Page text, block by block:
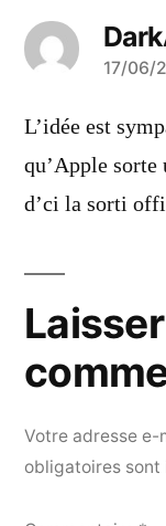
a
dit :
17/06/
L’idée est
qu’Apple
d’ci la sorti
Votre adresse e-
obligatoires sont